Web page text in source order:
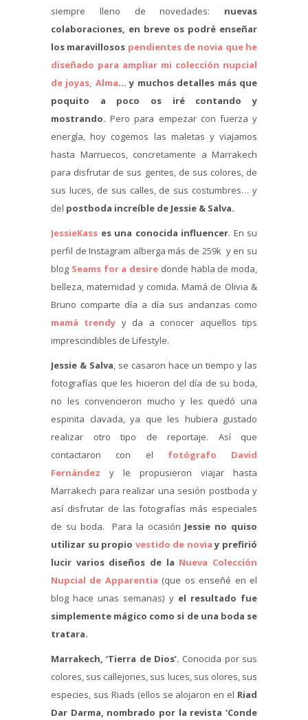
siempre lleno de novedades: nuevas
colaboraciones, en breve os podré enseñar
los maravillosos pendientes de novia que he
diseñado para ampliar mi colección nupcial
de joyas, Alma… y muchos detalles más que
poquito a poco os iré contando y
mostrando. Pero para empezar con fuerza y
energía, hoy cogemos las maletas y viajamos
hasta Marruecos, concretamente a Marrakech
para disfrutar de sus gentes, de sus colores, de
sus luces, de sus calles, de sus costumbres… y
del postboda increíble de Jessie & Salva.
JessieKass es una conocida influencer. En su
perfil de Instagram alberga más de 259k y en su
blog Seams for a desire donde habla de moda,
belleza, maternidad y comida. Mamá de Olivia &
Bruno comparte día a día sus andanzas como
mamá trendy y da a conocer aquellos tips
imprescindibles de Lifestyle.
Jessie & Salva, se casaron hace un tiempo y las
fotografías que les hicieron del día de su boda,
no les convencieron mucho y les quedó una
espinita clavada, ya que les hubiera gustado
realizar otro tipo de reportaje. Así que
contactaron con el fotógrafo David
Fernández y le propusieron viajar hasta
Marrakech para realizar una sesión postboda y
así disfrutar de las fotografías más especiales
de su boda. Para la ocasión Jessie no quiso
utilizar su propio vestido de noviay prefirió
lucir varios diseños de la Nueva Colección
Nupcial de Apparentia (que os enseñé en el
blog hace unas semanas) y el resultado fue
simplemente mágico como si de una boda se
tratara.
Marrakech, ‘Tierra de Dios’. Conocida por sus
colores, sus callejones, sus luces, sus olores, sus
especies, sus Riads (ellos se alojaron en el Riad
Dar Darma, nombrado por la revista ‘Conde